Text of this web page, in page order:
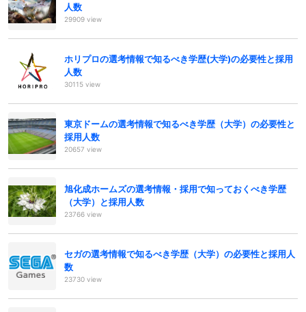
人数
29909 view
ホリプロの選考情報で知るべき学歴(大学)の必要性と採用
人数
30115 view
東京ドームの選考情報で知るべき学歴（大学）の必要性と
採用人数
20657 view
旭化成ホームズの選考情報・採用で知っておくべき学歴
（大学）と採用人数
23766 view
セガの選考情報で知るべき学歴（大学）の必要性と採用人
数
23730 view